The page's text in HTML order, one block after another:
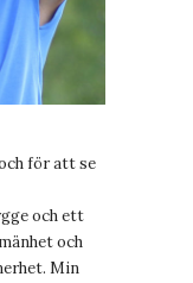
för att se
och ett
och
Min